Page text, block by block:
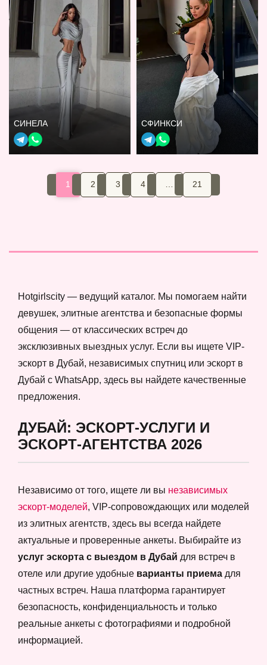
СИНЕЛА СФИНКСИ
1 2 3 4 21
Hotgirlscity — ведущий каталог. Мы помогаем найти
девушек, элитные агентства и безопасные формы
общения — от классических встреч до
эксклюзивных выездных услуг. Если вы ищете VIP-
эскорт в Дубай, независимых спутниц или эскорт в
Дубай с WhatsApp, здесь вы найдете качественные
предложения.
ДУБАЙ: ЭСКОРТ-УСЛУГИ И
ЭСКОРТ-АГЕНТСТВА 2026
Независимо от того, ищете ли вы независимых
эскорт-моделей, VIP-сопровождающих или моделей
из элитных агентств, здесь вы всегда найдете
актуальные и проверенные анкеты. Выбирайте из
услуг эскорта с выездом в Дубай для встреч в
отеле или другие удобные варианты приема для
частных встреч. Наша платформа гарантирует
безопасность, конфиденциальность и только
реальные анкеты с фотографиями и подробной
информацией.